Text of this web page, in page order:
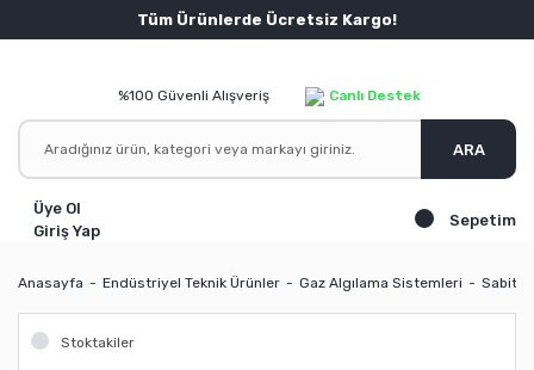
Tüm Ürünlerde Ücretsiz Kargo!
%100 Güvenli Alışveriş Canlı Destek
ARA
Üye Ol
Giriş Yap
Sepetim
Anasayfa Endüstriyel Teknik Ürünler Gaz Algılama Sistemleri Sabit
Stoktakiler